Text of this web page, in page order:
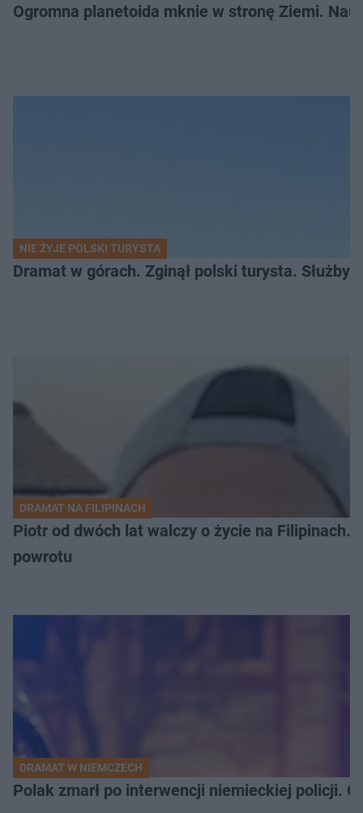
Ogromna planetoida mknie w stronę Ziemi.
NIE ŻYJE POLSKI TURYSTA
Dramat w górach. Zginął polski turysta. Służby
DRAMAT NA FILIPINACH
Piotr od dwóch lat walczy o życie na Filipinach.
powrotu
DRAMAT W NIEMCZECH
Polak zmarł po interwencji niemieckiej policji.